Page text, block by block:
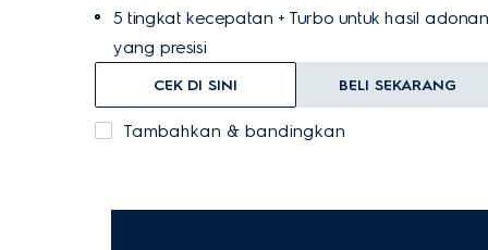
5 tingkat kecepatan + Turbo untuk hasil adonan
yang presisi
CEK DI SINI BELI SEKARANG
Tambahkan & bandingkan